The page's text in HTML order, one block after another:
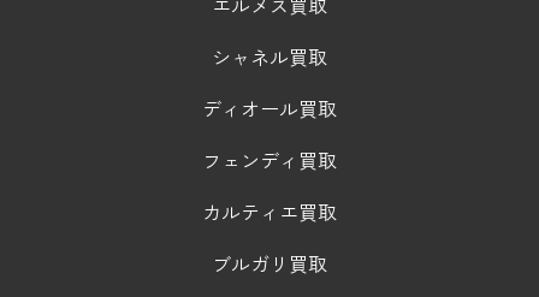
シャネル買取
ディオール買取
フェンディ買取
カルティエ買取
ブルガリ買取